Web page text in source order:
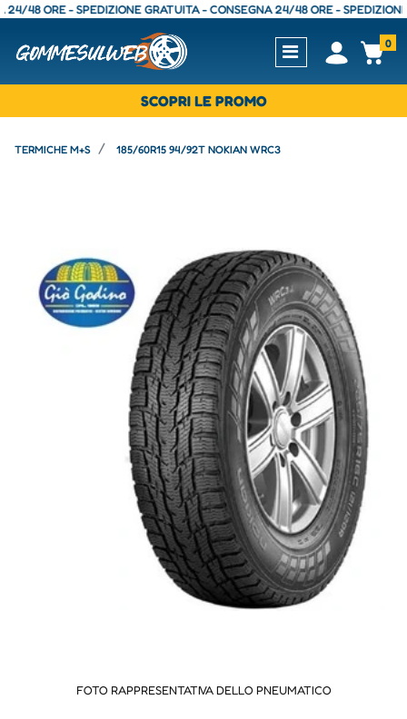
ORE - SPEDIZIONE GRATUITA - CONSEGNA 24/48 ORE - SPEDIZIONE
Open0
SCOPRI LE PROMO
TERMICHE M+S 185/60R15 94/92T NOKIAN WRC3
FOTO RAPPRESENTATIVA DELLO PNEUMATICO